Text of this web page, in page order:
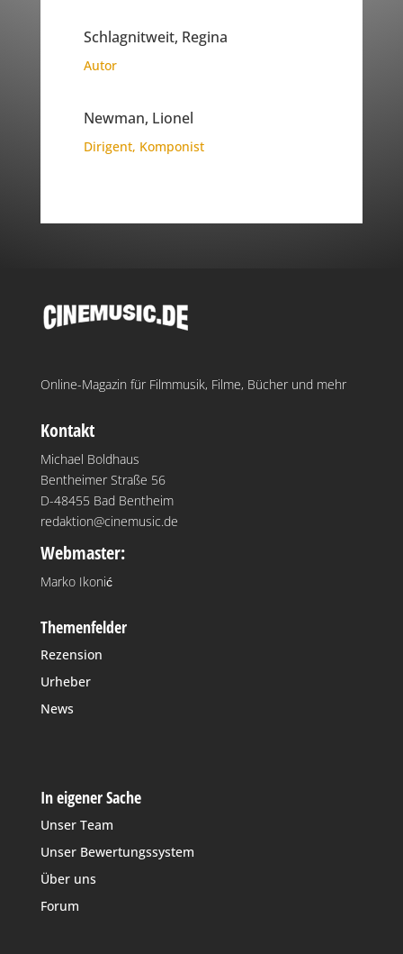
Schlagnitweit, Regina
Autor
Newman, Lionel
Dirigent, Komponist
Online-Magazin für Filmmusik, Filme, Bücher und mehr
Kontakt
Michael Boldhaus
Bentheimer Straße 56
D-48455 Bad Bentheim
redaktion@cinemusic.de
Webmaster:
Marko Ikonić
Themenfelder
Rezension
Urheber
News
In eigener Sache
Unser Team
Unser Bewertungssystem
Über uns
Forum